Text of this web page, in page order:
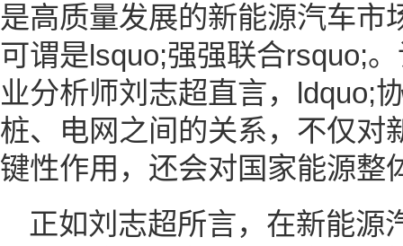
是高质量发展的新能源汽车市
可谓是lsquo;强强联合rsquo;
业分析师刘志超直言，ldquo;
桩、电网之间的关系，不仅对
键性作用，还会对国家能源整
正如刘志超所言，在新能源